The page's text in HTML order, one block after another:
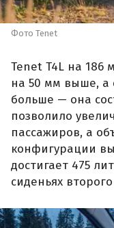
Фото Tenet
Tenet T4L на 186
на 50 мм выше, а
больше — она
позволило
пассажиров, а
конфигурации
достигает 475
сиденьях